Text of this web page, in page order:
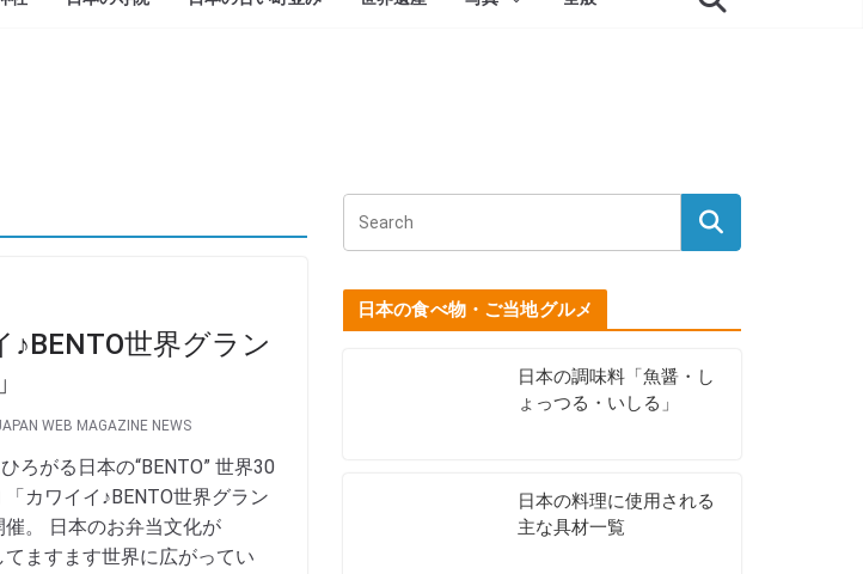
♪BENTO世界グラン
WEB MAGAZINE NEWS
ろがる日本の“BENTO” 世界30
カワイイ♪BENTO世界グラン
。 日本のお弁当文化が
てますます世界に広がってい
日本の食べ物・ご当地グルメ
日本の調味料「魚醤・し
ょっつる・いしる」
日本の料理に使用される
主な具材一覧